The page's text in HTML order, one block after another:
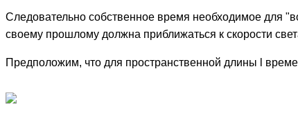
Следовательно собственное время необходимое для
своему прошлому должна приближаться к скорости
Предположим, что для пространственной длины l